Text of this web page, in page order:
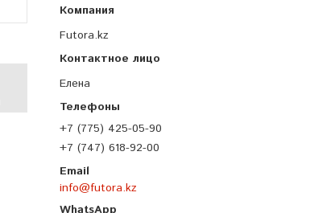
Futora.kz
Елена
+7 (775) 425-05-90
+7 (747) 618-92-00
info@futora.kz